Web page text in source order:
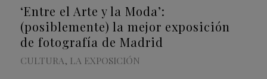
‘Entre el Arte y la Moda’:
(posiblemente) la mejor exposición
de fotografía de Madrid
CULTURA, LA EXPOSICIÓN